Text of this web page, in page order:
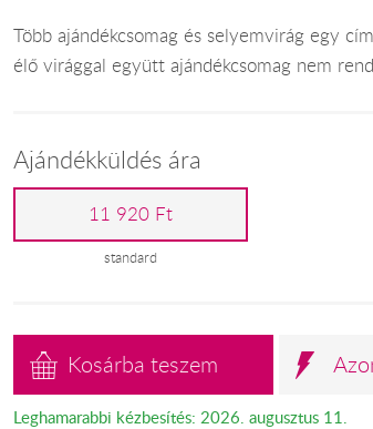
Több ajándékcsomag és selyemvirág egy
élő virággal együtt ajándékcsomag nem
Ajándékküldés ára
11 920 Ft
standard
Kosárba teszem
Leghamarabbi kézbesítés: 2026. augusztus 11.